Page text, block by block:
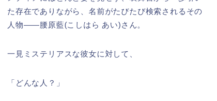
た存在でありながら、名前がたびたび検索されるその
人物――腰原藍(こしはら あい)さん。
一見ミステリアスな彼女に対して、
「どんな人？」